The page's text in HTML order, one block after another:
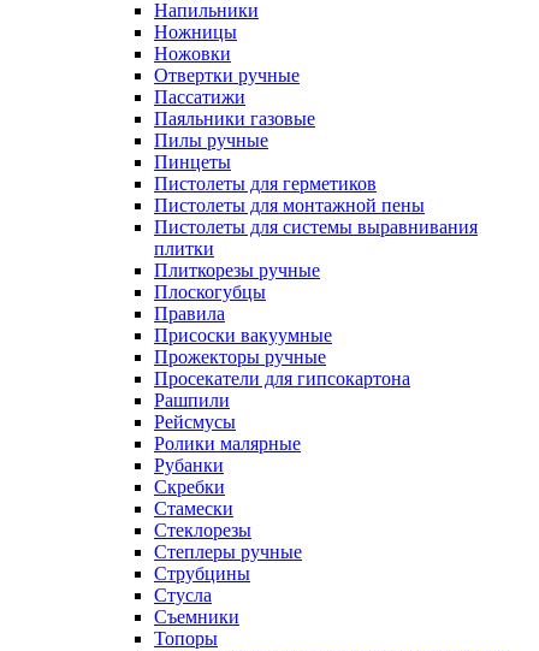
Напильники
Ножницы
Ножовки
Отвертки ручные
Пассатижи
Паяльники газовые
Пилы ручные
Пинцеты
Пистолеты для герметиков
Пистолеты для монтажной пены
Пистолеты для системы выравнивания
плитки
Плиткорезы ручные
Плоскогубцы
Правила
Присоски вакуумные
Прожекторы ручные
Просекатели для гипсокартона
Рашпили
Рейсмусы
Ролики малярные
Рубанки
Скребки
Стамески
Стеклорезы
Степлеры ручные
Струбцины
Стусла
Съемники
Топоры